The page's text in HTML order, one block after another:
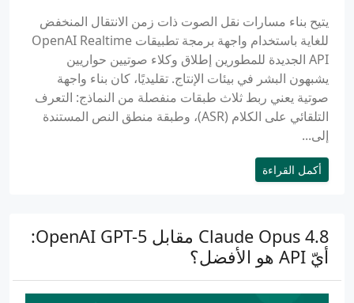
يتيح بناء مسارات نقل الصوت ذات زمن الانتقال المنخفض
للغاية باستخدام واجهة برمجة تطبيقات OpenAI Realtime
API الجديدة للمطورين إطلاق وكلاء صوتيين حواريين
يشبهون البشر في بيئات الإنتاج. تقليديًا، كان بناء واجهة
صوتية يعني ربط ثلاث طبقات منفصلة من النماذج: التعرف
التلقائي على الكلام (ASR)، وطبقة منطق النص المستندة
إلى...
أكمل القراءة
Claude Opus 4.8 مقابل OpenAI GPT-5:
أيّ API هو الأفضل؟